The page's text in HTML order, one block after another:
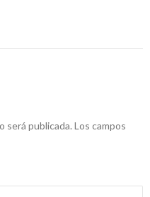
será publicada. Los campos